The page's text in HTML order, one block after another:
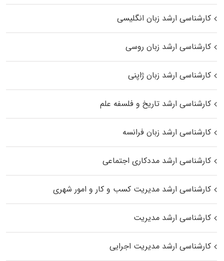
کارشناسی ارشد زبان انگلیسی
کارشناسی ارشد زبان روسی
کارشناسی ارشد زبان ژاپنی
کارشناسی ارشد تاریخ و فلسفه علم
کارشناسی ارشد زبان فرانسه
کارشناسی ارشد مددکاری اجتماعی
کارشناسی ارشد مدیریت کسب و کار و امور شهری
کارشناسی ارشد مدیریت
کارشناسی ارشد مدیریت اجرایی